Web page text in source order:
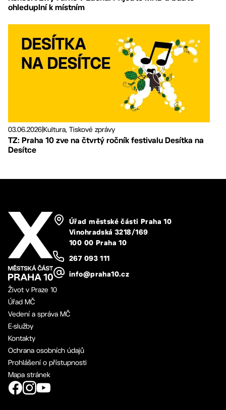
ohleduplní k místním
03.06.2026Kultura, Tiskové zprávy
TZ: Praha 10 zve na čtvrtý ročník festivalu Desítka na
Desítce
Úřad městské části Praha 10
Vinohradská 3218/169
100 00 Praha 10
267 093 111
info@praha10.cz
Život v Praze 10
Úřad MČ
Vedení a správa MČ
E-služby
Kontakty
Ochrana osobních údajů
Prohlášení o přístupnosti
Mapa stránek